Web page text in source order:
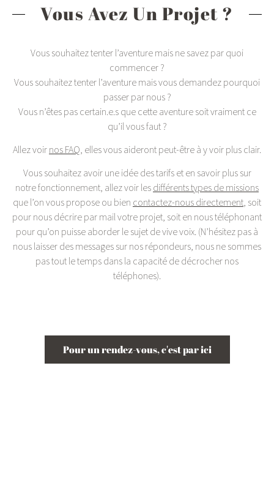
Vous Avez Un Projet ?
Vous souhaitez tenter l’aventure mais ne savez par quoi
commencer ?
Vous souhaitez tenter l’aventure mais vous demandez pourquoi
passer par nous ?
Vous n’êtes pas certain.e.s que cette aventure soit vraiment ce
qu’il vous faut ?
Allez voir nos FAQ, elles vous aideront peut-être à y voir plus clair.
Vous souhaitez avoir une idée des tarifs et en savoir plus sur
notre fonctionnement, allez voir les différents types de missions
que l’on vous propose ou bien contactez-nous directement, soit
pour nous décrire par mail votre projet, soit en nous téléphonant
pour qu’on puisse aborder le sujet de vive voix. (N’hésitez pas à
nous laisser des messages sur nos répondeurs, nous ne sommes
pas tout le temps dans la capacité de décrocher nos
téléphones).
Pour un rendez-vous, c'est par ici